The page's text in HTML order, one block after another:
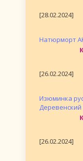
[28.02.2024]
Натюрморт
[26.02.2024]
Изюминка
[26.02.2024]